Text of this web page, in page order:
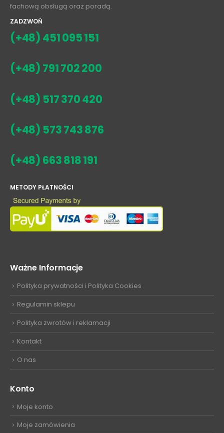
fachową obsługą oraz poradą.
ZADZWOŃ
(+48) 451 095 151
(+48) 791 702 200
(+48) 517 370 420
(+48) 573 743 876
(+48) 663 818 191
METODY PŁATNOŚCI
Ważne Informacje
Polityka prywatności i Polityka Cookies
Regulamin sklepu
Polityka zwrotów i reklamacji
Kontakt
O nas
Konto
Moje konto
Moje zamówienia